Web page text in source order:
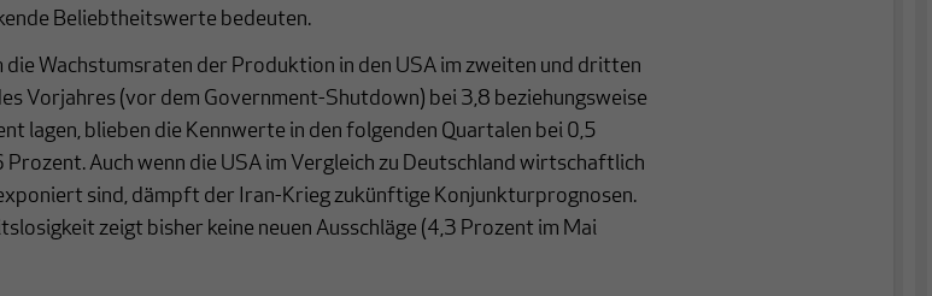
Beliebtheitswerte bedeuten.
die Wachstumsraten der Produktion in den USA im zweiten und dritten
Vorjahres (vor dem Government-Shutdown) bei 3,8 beziehungsweise
lagen, blieben die Kennwerte in den folgenden Quartalen bei 0,5
Prozent. Auch wenn die USA im Vergleich zu Deutschland wirtschaftlich
sind, dämpft der Iran-Krieg zukünftige Konjunkturprognosen.
zeigt bisher keine neuen Ausschläge (4,3 Prozent im Mai